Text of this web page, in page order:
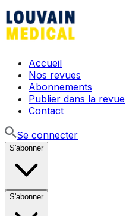
Accueil
Nos revues
Abonnements
Publier dans la revue
Contact
Se connecter
S'abonner
S'abonner